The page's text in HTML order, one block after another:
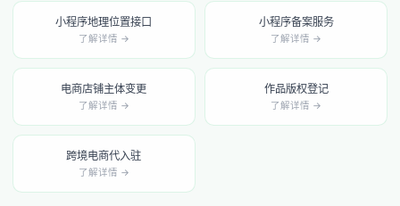
小程序地理位置接口
了解详情 →
小程序备案服务
了解详情 →
电商店铺主体变更
了解详情 →
作品版权登记
了解详情 →
跨境电商代入驻
了解详情 →